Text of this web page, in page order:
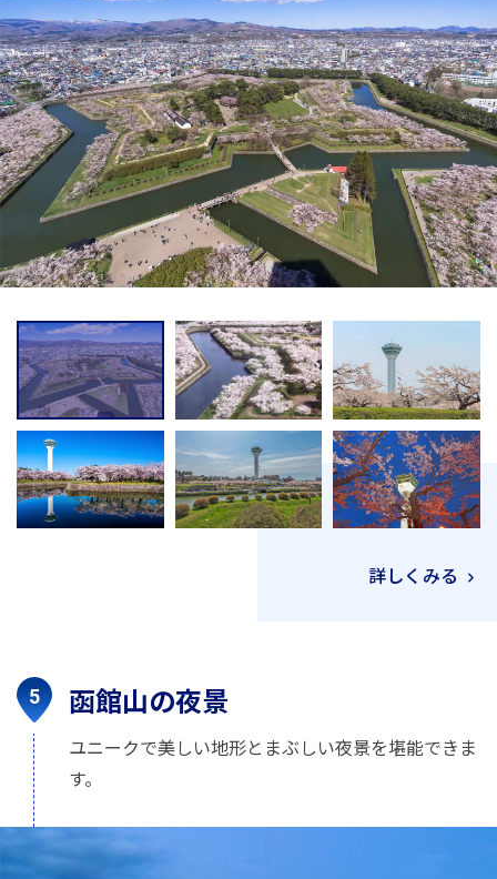
詳しくみる
函館山の夜景
ユニークで美しい地形とまぶしい夜景を堪能できま
す。